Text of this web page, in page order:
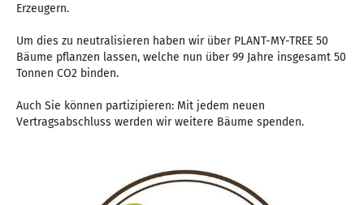
Erzeugern.
Um dies zu neutralisieren haben wir über PLANT-MY-TREE 50
Bäume pflanzen lassen, welche nun über 99 Jahre insgesamt 50
Tonnen CO2 binden.
Auch Sie können partizipieren: Mit jedem neuen
Vertragsabschluss werden wir weitere Bäume spenden.